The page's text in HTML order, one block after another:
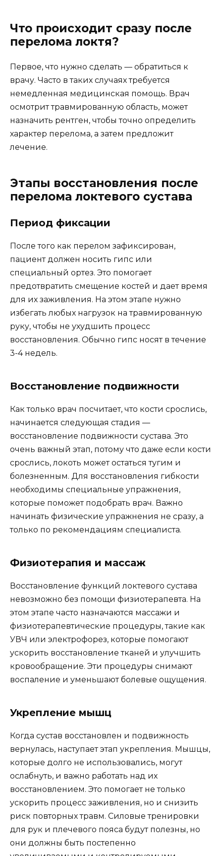
Что происходит сразу после
перелома локтя?
Первое, что нужно сделать — обратиться к
врачу. Часто в таких случаях требуется
немедленная медицинская помощь. Врач
осмотрит травмированную область, может
назначить рентген, чтобы точно определить
характер перелома, а затем предложит
лечение.
Этапы восстановления после
перелома локтевого сустава
Период фиксации
После того как перелом зафиксирован,
пациент должен носить гипс или
специальный ортез. Это помогает
предотвратить смещение костей и дает время
для их заживления. На этом этапе нужно
избегать любых нагрузок на травмированную
руку, чтобы не ухудшить процесс
восстановления. Обычно гипс носят в течение
3-4 недель.
Восстановление подвижности
Как только врач посчитает, что кости срослись,
начинается следующая стадия —
восстановление подвижности сустава. Это
очень важный этап, потому что даже если кости
срослись, локоть может остаться тугим и
болезненным. Для восстановления гибкости
необходимы специальные упражнения,
которые поможет подобрать врач. Важно
начинать физические упражнения не сразу, а
только по рекомендациям специалиста.
Физиотерапия и массаж
Восстановление функций локтевого сустава
невозможно без помощи физиотерапевта. На
этом этапе часто назначаются массажи и
физиотерапевтические процедуры, такие как
УВЧ или электрофорез, которые помогают
ускорить восстановление тканей и улучшить
кровообращение. Эти процедуры снимают
воспаление и уменьшают болевые ощущения.
Укрепление мышц
Когда сустав восстановлен и подвижность
вернулась, наступает этап укрепления. Мышцы,
которые долго не использовались, могут
ослабнуть, и важно работать над их
восстановлением. Это помогает не только
ускорить процесс заживления, но и снизить
риск повторных травм. Силовые тренировки
для рук и плечевого пояса будут полезны, но
они должны быть постепенно